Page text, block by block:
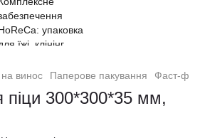
на винос Паперове пакування Фаст-
піци 300*300*35 мм,